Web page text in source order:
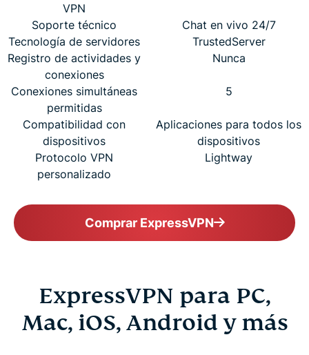
VPN
Soporte técnico
Chat en vivo 24/7
Tecnología de servidores
TrustedServer
Registro de actividades y
conexiones
Nunca
Conexiones simultáneas
permitidas
5
Compatibilidad con
dispositivos
Aplicaciones para todos los
dispositivos
Protocolo VPN
personalizado
Lightway
Comprar ExpressVPN
ExpressVPN para PC,
Mac, iOS, Android y más